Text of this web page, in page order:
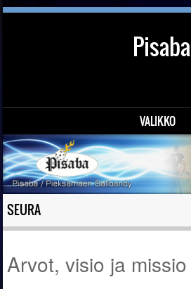
Pisaba
VALIKKO
Siirry sisältöön
SEURA
Arvot, visio ja missio